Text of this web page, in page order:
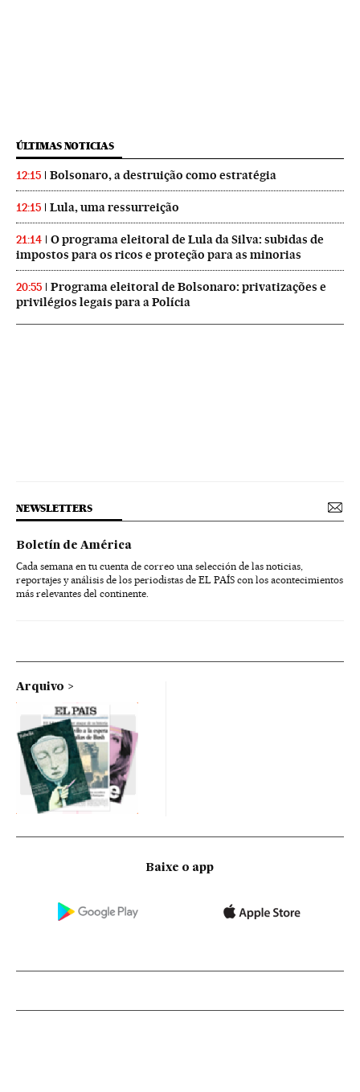
ÚLTIMAS NOTICIAS
12:15 Bolsonaro, a destruição como estratégia
12:15 Lula, uma ressurreição
21:14
O programa eleitoral de Lula da Silva: subidas de
impostos para os ricos e proteção para as minorias
20:55
Programa eleitoral de Bolsonaro: privatizações e
privilégios legais para a Polícia
NEWSLETTERS
Boletín de América
Cada semana en tu cuenta de correo una selección de las noticias,
reportajes y análisis de los periodistas de EL PAÍS con los acontecimientos
más relevantes del continente.
Arquivo
Baixe o app